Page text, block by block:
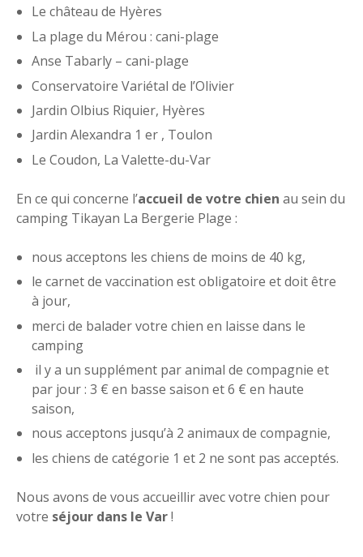
Le château de Hyères
La plage du Mérou : cani-plage
Anse Tabarly – cani-plage
Conservatoire Variétal de l’Olivier
Jardin Olbius Riquier, Hyères
Jardin Alexandra 1 er , Toulon
Le Coudon, La Valette-du-Var
En ce qui concerne l’accueil de votre chien au sein du
camping Tikayan La Bergerie Plage :
nous acceptons les chiens de moins de 40 kg,
le carnet de vaccination est obligatoire et doit être
à jour,
merci de balader votre chien en laisse dans le
camping
il y a un supplément par animal de compagnie et
par jour : 3 € en basse saison et 6 € en haute
saison,
nous acceptons jusqu’à 2 animaux de compagnie,
les chiens de catégorie 1 et 2 ne sont pas acceptés.
Nous avons de vous accueillir avec votre chien pour
votre séjour dans le Var!